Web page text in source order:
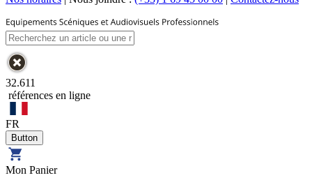
32.611
références en ligne
FR
Mon Panier